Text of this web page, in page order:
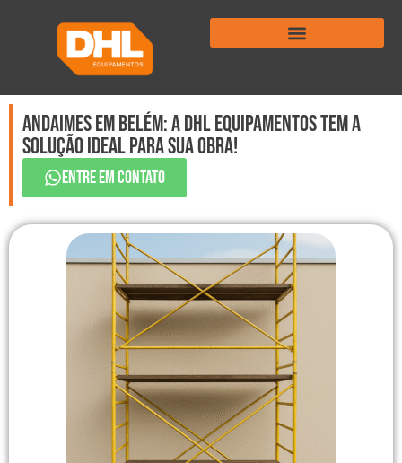
Andaimes em Belém: A DHL Equipamentos tem a
solução ideal para sua obra!
ENTRE EM CONTATO